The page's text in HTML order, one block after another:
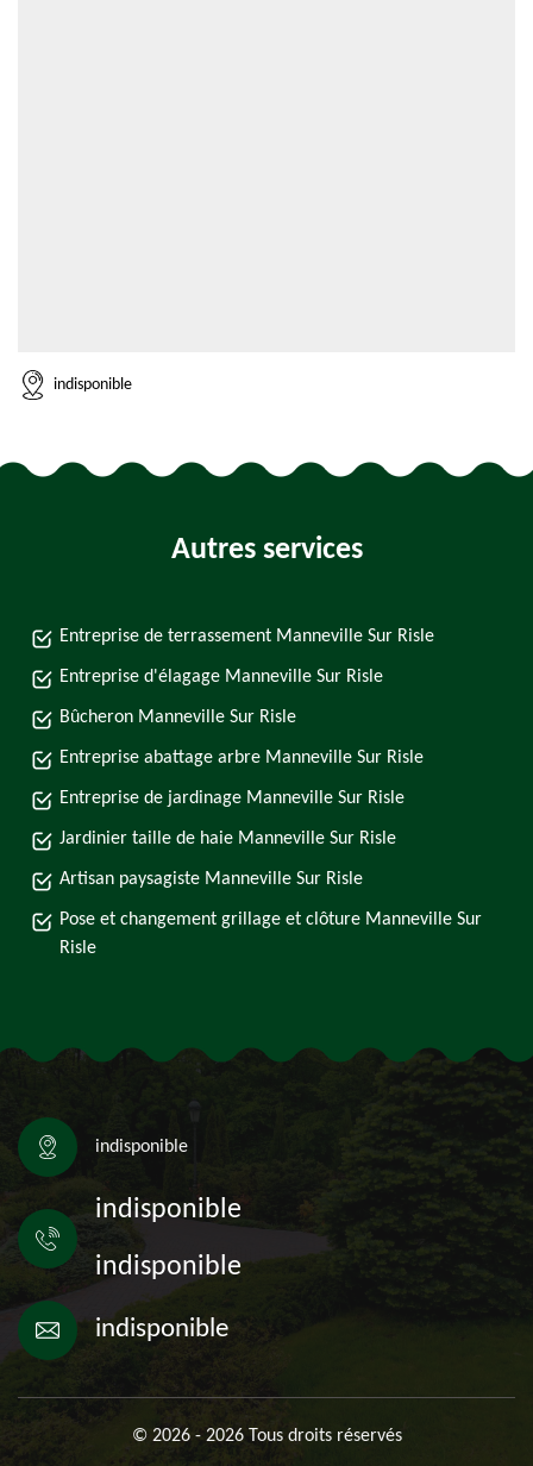
indisponible
Autres services
Entreprise de terrassement Manneville Sur Risle
Entreprise d'élagage Manneville Sur Risle
Bûcheron Manneville Sur Risle
Entreprise abattage arbre Manneville Sur Risle
Entreprise de jardinage Manneville Sur Risle
Jardinier taille de haie Manneville Sur Risle
Artisan paysagiste Manneville Sur Risle
Pose et changement grillage et clôture Manneville Sur
Risle
indisponible
indisponible
indisponible
indisponible
© 2026 - 2026 Tous droits réservés